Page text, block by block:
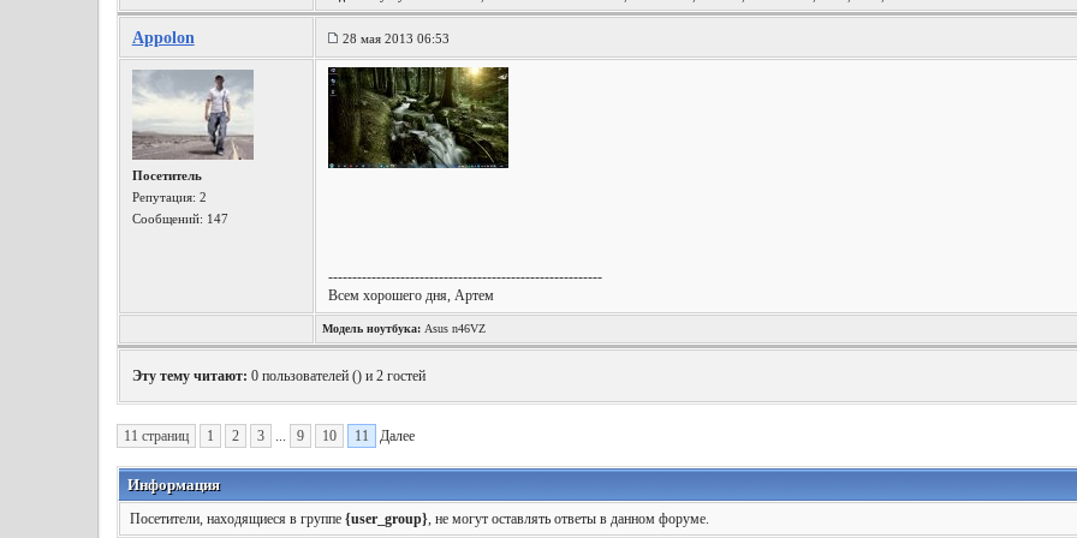
Appolon 28 мая 2013 06:53
Посетитель
Репутация: 2
Сообщений: 147
---------------------------------------------------------
Всем хорошего дня, Артем
Модель ноутбука:Asus n46VZ
Эту тему читают: 0 пользователей () и 2 гостей
11 страниц 1 2 3 ... 9 10 11 Далее
Информация
Посетители, находящиеся в группе {user_group}, не могут оставлять ответы в данном форуме.